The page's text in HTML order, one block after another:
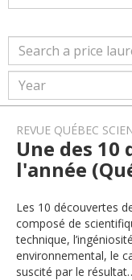
REVUE QUÉBEC
Une des 10
l'année
Les 10 découvertes
composé de
technique,
environnemental, le
suscité par le